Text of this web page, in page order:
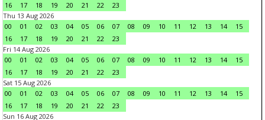
16
17 18 19 20 21 22
23
Thu 13 Aug 2026
00
01 02 03 04 05 06 07 08 09 10 11 12 13 14
15
16
17 18 19 20 21 22
23
Fri 14 Aug 2026
00
01 02 03 04 05 06 07 08 09 10 11 12 13 14
15
16
17 18 19 20 21 22
23
Sat 15 Aug 2026
00
01 02 03 04 05 06 07 08 09 10 11 12 13 14
15
16
17 18 19 20 21 22
23
Sun 16 Aug 2026